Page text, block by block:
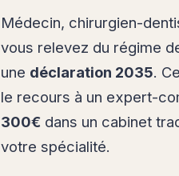
Médecin, chirurgien-
vous relevez du régime
une déclaration 2035.
le recours à un expert-
300€ dans un cabinet
votre spécialité.